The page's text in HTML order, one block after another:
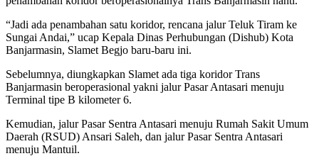
“Jadi ada penambahan satu koridor, rencana jalur Teluk Tiram ke
Sungai Andai,” ucap Kepala Dinas Perhubungan (Dishub) Kota
Banjarmasin, Slamet Begjo baru-baru ini.
Sebelumnya, diungkapkan Slamet ada tiga koridor Trans
Banjarmasin beroperasional yakni jalur Pasar Antasari menuju
Terminal tipe B kilometer 6.
Kemudian, jalur Pasar Sentra Antasari menuju Rumah Sakit Umum
Daerah (RSUD) Ansari Saleh, dan jalur Pasar Sentra Antasari
menuju Mantuil.